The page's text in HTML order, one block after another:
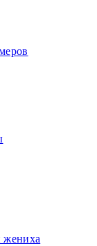
жениха